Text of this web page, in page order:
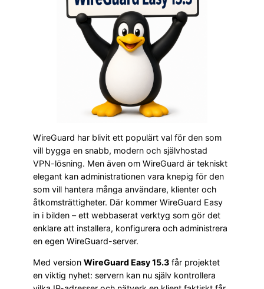
WireGuard har blivit ett populärt val för den som
vill bygga en snabb, modern och självhostad
VPN-lösning. Men även om WireGuard är tekniskt
elegant kan administrationen vara knepig för den
som vill hantera många användare, klienter och
åtkomsträttigheter. Där kommer WireGuard Easy
in i bilden – ett webbaserat verktyg som gör det
enklare att installera, konfigurera och administrera
en egen WireGuard-server.
Med version WireGuard Easy 15.3 får projektet
en viktig nyhet: servern kan nu själv kontrollera